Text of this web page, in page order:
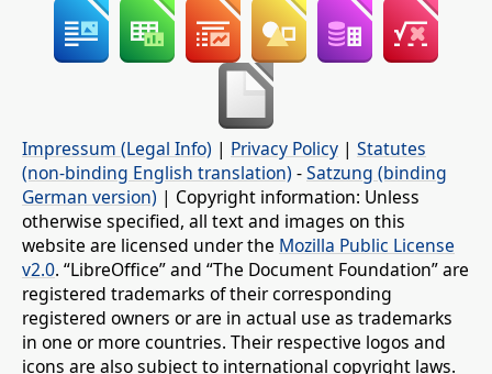
Impressum (Legal Info) | Privacy Policy | Statutes
(non-binding English translation) -Satzung (binding
German version) | Copyright information: Unless
otherwise specified, all text and images on this
website are licensed under the Mozilla Public License
v2.0. “LibreOffice” and “The Document Foundation” are
registered trademarks of their corresponding
registered owners or are in actual use as trademarks
in one or more countries. Their respective logos and
icons are also subject to international copyright laws.